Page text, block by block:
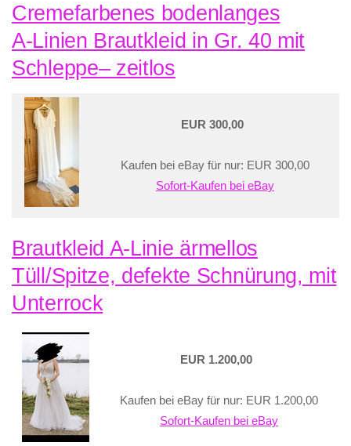
Cremefarbenes bodenlanges
A‑Linien Brautkleid in Gr. 40 mit
Schleppe– zeitlos
EUR 300,00
Kaufen bei eBay für nur: EUR 300,00
Sofort-Kaufen bei eBay
Brautkleid A-Linie ärmellos
Tüll/Spitze, defekte Schnürung, mit
Unterrock
EUR 1.200,00
Kaufen bei eBay für nur: EUR 1.200,00
Sofort-Kaufen bei eBay